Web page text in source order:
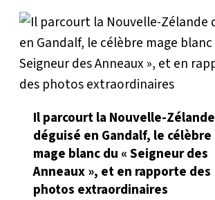
Il parcourt la Nouvelle-Zélande
déguisé en Gandalf, le célèbre
mage blanc du « Seigneur des
Anneaux », et en rapporte des
photos extraordinaires